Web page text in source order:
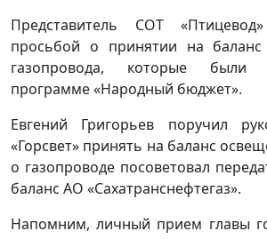
Представитель СОТ
просьбой о принятии на баланс
газопровода, которые были
программе «Народный бюджет».
Евгений Григорьев поручил
«Горсвет» принять на баланс
о газопроводе посоветовал
баланс АО «Сахатранснефтегаз».
Напомним, личный прием главы